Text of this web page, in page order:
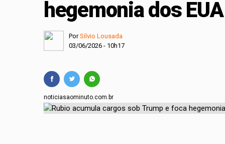
Projeto cria política
Comissão Mista de
hegemonia dos
PorSilvio Lousada
03/06/2026 - 10h17
noticiasaominuto.com.br